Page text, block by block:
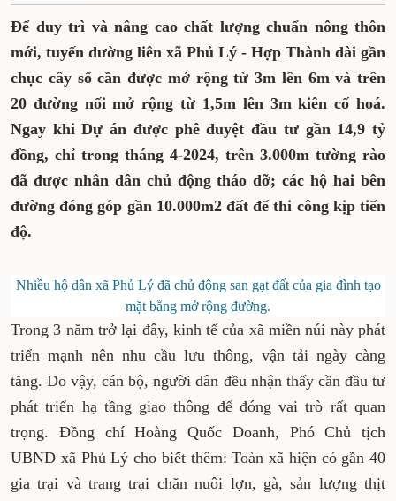
Để duy trì và nâng cao chất lượng chuẩn nông thôn
mới, tuyến đường liên xã Phủ Lý - Hợp Thành dài gần
chục cây số cần được mở rộng từ 3m lên 6m và trên
20 đường nối mở rộng từ 1,5m lên 3m kiên cố hoá.
Ngay khi Dự án được phê duyệt đầu tư gần 14,9 tỷ
đồng, chỉ trong tháng 4-2024, trên 3.000m tường rào
đã được nhân dân chủ động tháo dỡ; các hộ hai bên
đường đóng góp gần 10.000m2 đất để thi công kịp tiến
độ.
Nhiều hộ dân xã Phủ Lý đã chủ động san gạt đất của gia đình tạo
mặt bằng mở rộng đường.
Trong 3 năm trở lại đây, kinh tế của xã miền núi này phát
triển mạnh nên nhu cầu lưu thông, vận tải ngày càng
tăng. Do vậy, cán bộ, người dân đều nhận thấy cần đầu tư
phát triển hạ tầng giao thông để đóng vai trò rất quan
trọng. Đồng chí Hoàng Quốc Doanh, Phó Chủ tịch
UBND xã Phủ Lý cho biết thêm: Toàn xã hiện có gần 40
gia trại và trang trại chăn nuôi lợn, gà, sản lượng thịt